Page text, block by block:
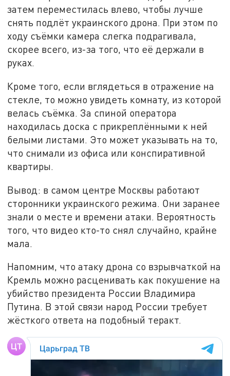
затем переместилась влево, чтобы лучше
снять подлёт украинского дрона. При этом по
ходу съёмки камера слегка подрагивала,
скорее всего, из-за того, что её держали в
руках.
Кроме того, если вглядеться в отражение на
стекле, то можно увидеть комнату, из которой
велась съёмка. За спиной оператора
находилась доска с прикреплёнными к ней
белыми листами. Это может указывать на то,
что снимали из офиса или конспиративной
квартиры.
Вывод: в самом центре Москвы работают
сторонники украинского режима. Они заранее
знали о месте и времени атаки. Вероятность
того, что видео кто-то снял случайно, крайне
мала.
Напомним, что атаку дрона со взрывчаткой на
Кремль можно расценивать как покушение на
убийство президента России Владимира
Путина. В этой связи народ России требует
жёсткого ответа на подобный теракт.